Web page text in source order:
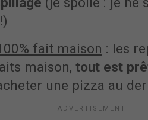
fait maison : les
maison, tout est
une pizza au